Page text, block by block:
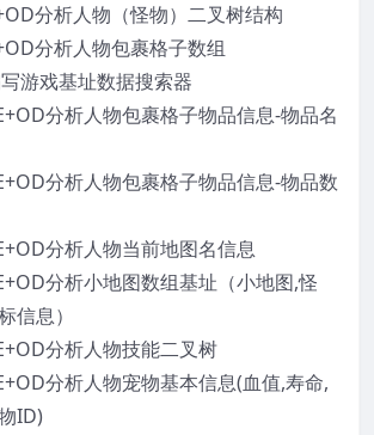
分析人物（怪物）二叉树结构
分析人物包裹格子数组
游戏基址数据搜索器
分析人物包裹格子物品信息-物品名
分析人物包裹格子物品信息-物品数
分析人物当前地图名信息
分析小地图数组基址（小地图,怪
信息）
分析人物技能二叉树
分析人物宠物基本信息(血值,寿命,
ID)